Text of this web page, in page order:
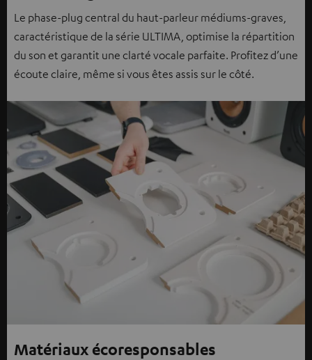
Le phase-plug central du haut-parleur médiums-graves,
caractéristique de la série ULTIMA, optimise la répartition
du son et garantit une clarté vocale parfaite. Profitez d’une
écoute claire, même si vous êtes assis sur le côté.
Matériaux écoresponsables